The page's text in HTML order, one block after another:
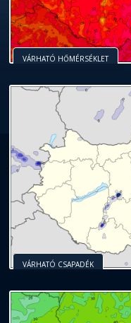
VÁRHATÓ HŐMÉRSÉKLET
VÁRHATÓ CSAPADÉK